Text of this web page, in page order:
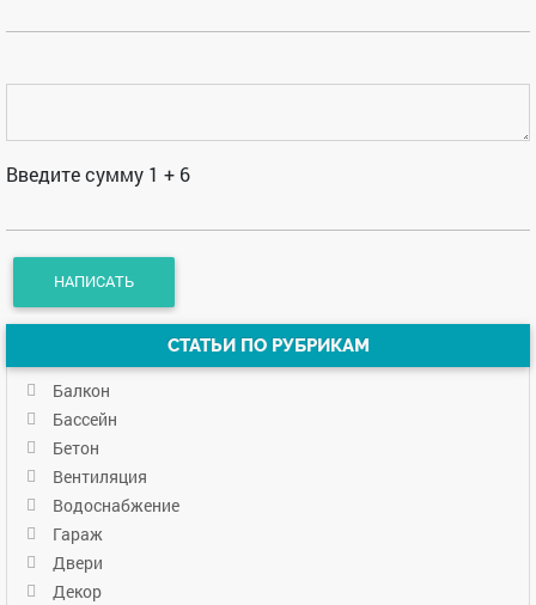
Введите сумму 1 + 6
СТАТЬИ ПО РУБРИКАМ
Балкон
Бассейн
Бетон
Вентиляция
Водоснабжение
Гараж
Двери
Декор